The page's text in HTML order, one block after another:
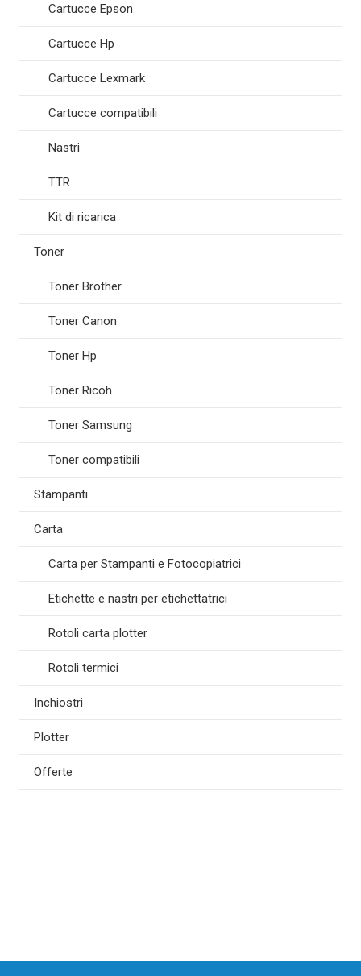
Cartucce Epson
Cartucce Hp
Cartucce Lexmark
Cartucce compatibili
Nastri
TTR
Kit di ricarica
Toner
Toner Brother
Toner Canon
Toner Hp
Toner Ricoh
Toner Samsung
Toner compatibili
Stampanti
Carta
Carta per Stampanti e Fotocopiatrici
Etichette e nastri per etichettatrici
Rotoli carta plotter
Rotoli termici
Inchiostri
Plotter
Offerte